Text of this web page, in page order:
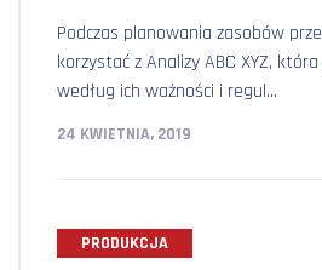
Podczas planowania zasobów
korzystać z Analizy ABC XYZ,
według ich ważności i regul...
24 KWIETNIA, 2019
PRODUKCJA